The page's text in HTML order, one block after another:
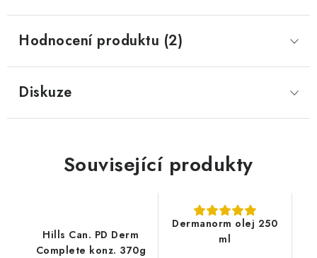
Hodnocení produktu (2)
Diskuze
Související produkty
Hills Can. PD Derm
Complete konz. 370g
Dermanorm olej 250
ml